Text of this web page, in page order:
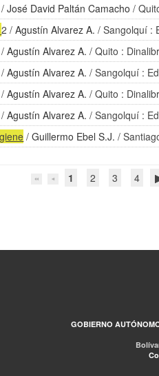
/José David Paltán Camacho /
2 /Agustín Alvarez A. / Sangolquí :
/Agustín Alvarez A. / Quito :
/Agustín Alvarez A. / Sangolquí :
/Agustín Alvarez A. / Quito :
/Agustín Alvarez A. / Sangolquí :
/Guillermo Ebel S.J. /
1 2 3 4
GOBIERNO